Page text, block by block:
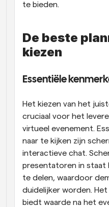
te bieden.
De beste
kiezen
Essentiële
Het kiezen van het
cruciaal voor het
virtueel evenement.
naar te kijken zijn
interactieve chat.
presentatoren in staat
te delen, waardoor
duidelijker worden.
biedt waarde na het